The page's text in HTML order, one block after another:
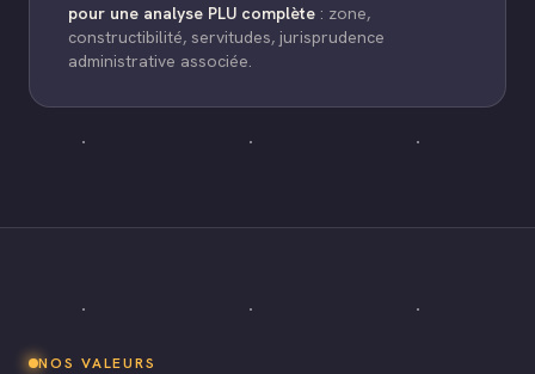
pour une analyse PLU complète : zone,
constructibilité, servitudes, jurisprudence
administrative associée.
NOS VALEURS